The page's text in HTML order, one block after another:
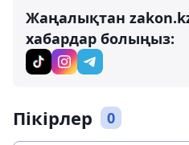
Жаңалықтан
хабардар болыңыз:
Пікірлер 0